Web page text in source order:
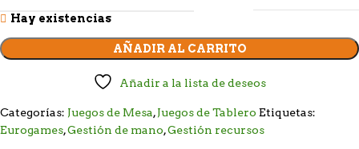
Hay existencias
AÑADIR AL CARRITO
Añadir a la lista de deseos
Categorías: Juegos de Mesa,Juegos de Tablero Etiquetas:
Eurogames,Gestión de mano,Gestión recursos